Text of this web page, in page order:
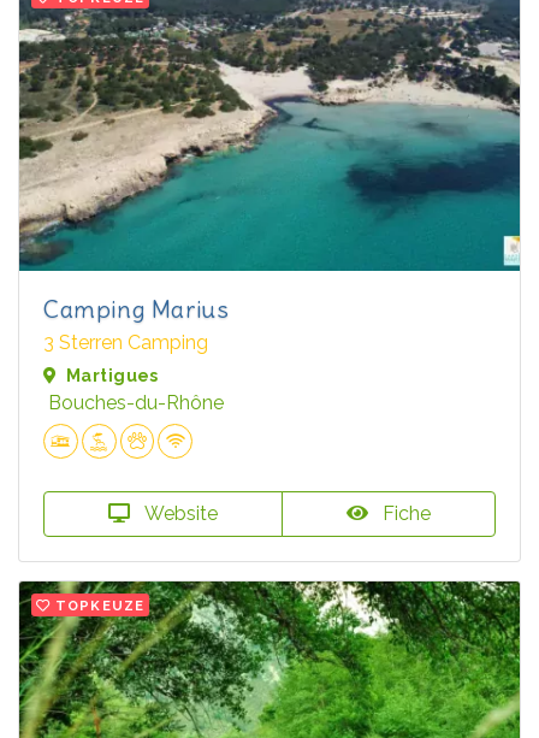
Camping Marius
3 Sterren Camping
Martigues
Bouches-du-Rhône
Website Fiche
TOPKEUZE